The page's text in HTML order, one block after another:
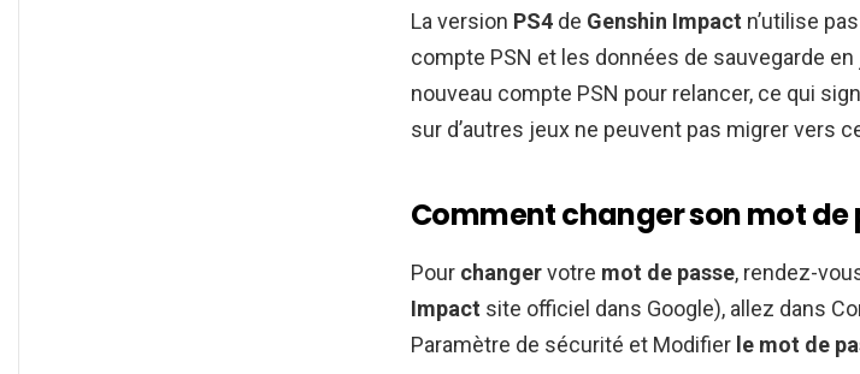
La version PS4 de Genshin Impact n’utilise
compte PSN et les données de sauvegarde
nouveau compte PSN pour relancer, ce qui
sur d’autres jeux ne peuvent pas migrer vers
Comment changer son mot de
Pour changervotre mot de passe, rendez-
Impact site officiel dans Google), allez dans
Paramètre de sécurité et Modifier le mot de